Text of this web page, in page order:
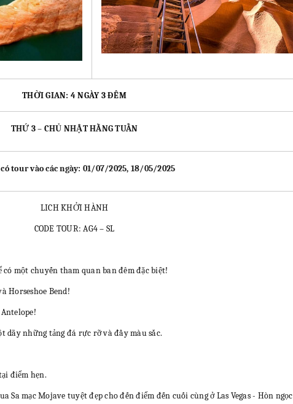
THỜI GIAN: 4 NGÀY 3 ĐÊM
THỨ 3 – CHỦ NHẬT HẰNG TUẦN
tour vào các ngày: 01/07/2025, 18/05/2025
LICH KHỞI HÀNH
CODE TOUR: AG4 – SL
có một chuyến tham quan ban đêm đặc biệt!
Horseshoe Bend!
dãy những tảng đá rực rỡ và đầy màu sắc.
điểm hẹn.
Sa mạc Mojave tuyệt đẹp cho đến điểm đến cuối cùng ở Las Vegas - Hòn ngọc